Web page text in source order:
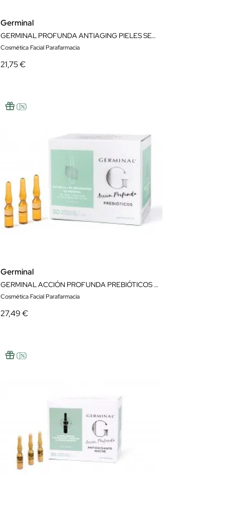
Germinal
GERMINAL PROFUNDA ANTIAGING PIELES SECAS 30 AMPOLLAS
Cosmética Facial Parafarmacia
21,75 €
Germinal
GERMINAL ACCIÓN PROFUNDA PREBIÓTICOS 30 AMPOLLAS
Cosmética Facial Parafarmacia
27,49 €